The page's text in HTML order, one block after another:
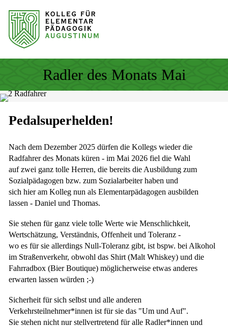
Sprung zum Hauptinhalt
Sprung zur Fusszeile
Radler des Monats Mai
Pedalsuperhelden!
Nach dem Dezember 2025 dürfen die Kollegs wieder die
Radfahrer des Monats küren - im Mai 2026 fiel die Wahl
auf zwei ganz tolle Herren, die bereits die Ausbildung zum
Sozialpädagogen bzw. zum Sozialarbeiter haben und
sich hier am Kolleg nun als Elementarpädagogen ausbilden
lassen - Daniel und Thomas.
Sie stehen für ganz viele tolle Werte wie Menschlichkeit,
Wertschätzung, Verständnis, Offenheit und Toleranz -
wo es für sie allerdings Null-Toleranz gibt, ist bspw. bei Alkohol
im Straßenverkehr, obwohl das Shirt (Malt Whiskey) und die
Fahrradbox (Bier Boutique) möglicherweise etwas anderes
erwarten lassen würden ;-)
Sicherheit für sich selbst und alle anderen
Verkehrsteilnehmer*innen ist für sie das "Um und Auf".
Sie stehen nicht nur stellvertretend für alle Radler*innen und